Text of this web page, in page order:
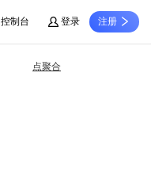
控制台 登录 注册
点聚合